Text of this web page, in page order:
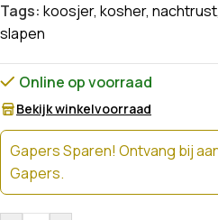
Tags: koosjer, kosher, nachtrust,
slapen
Online op voorraad
Bekijk winkelvoorraad
Gapers Sparen! Ontvang bij
Gapers.